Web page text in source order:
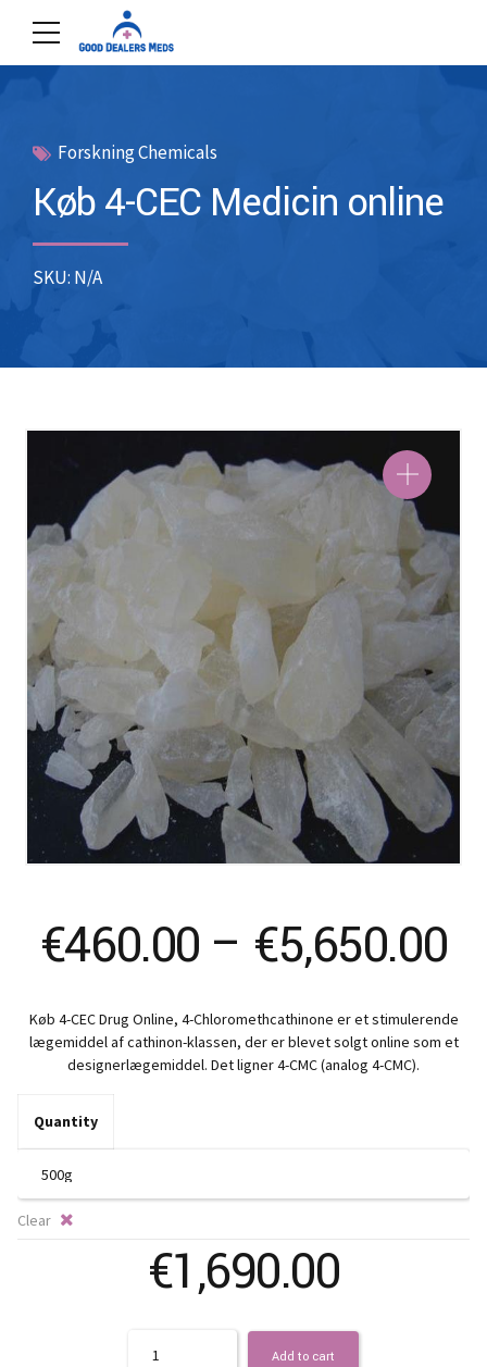
Forskning Chemicals
Køb 4-CEC Medicin online
SKU: N/A
€460.00 – €5,650.00
Køb 4-CEC Drug Online, 4-Chloromethcathinone er et stimulerende
lægemiddel af cathinon-klassen, der er blevet solgt online som et
designerlægemiddel. Det ligner 4-CMC (analog 4-CMC).
Quantity
Clear
€1,690.00
Add to cart